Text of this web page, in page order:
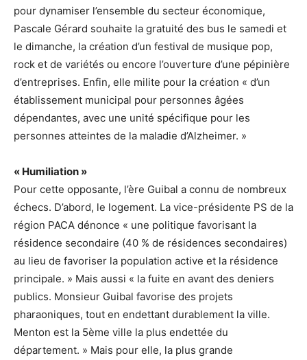
pour dynamiser l’ensemble du secteur économique,
Pascale Gérard souhaite la gratuité des bus le samedi et
le dimanche, la création d’un festival de musique pop,
rock et de variétés ou encore l’ouverture d’une pépinière
d’entreprises. Enfin, elle milite pour la création « d’un
établissement municipal pour personnes âgées
dépendantes, avec une unité spécifique pour les
personnes atteintes de la maladie d’Alzheimer. »
« Humiliation »
Pour cette opposante, l’ère Guibal a connu de nombreux
échecs. D’abord, le logement. La vice-présidente PS de la
région PACA dénonce « une politique favorisant la
résidence secondaire (40 % de résidences secondaires)
au lieu de favoriser la population active et la résidence
principale. » Mais aussi « la fuite en avant des deniers
publics. Monsieur Guibal favorise des projets
pharaoniques, tout en endettant durablement la ville.
Menton est la 5ème ville la plus endettée du
département. » Mais pour elle, la plus grande